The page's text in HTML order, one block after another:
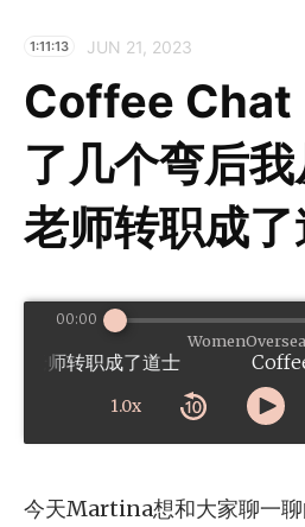
1:11:13 JUN 21, 2023
Coffee Chat
了几个弯后我
老师转职成
转职成了道士
1.0x
00:00
今天Martina想和大家聊一